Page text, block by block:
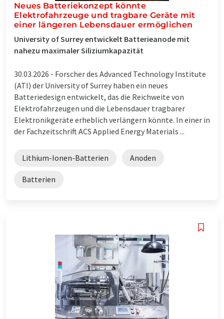
Neues Batteriekonzept könnte
Elektrofahrzeuge und tragbare Geräte mit
einer längeren Lebensdauer ermöglichen
University of Surrey entwickelt Batterieanode mit
nahezu maximaler Siliziumkapazität
30.03.2026 - Forscher des Advanced Technology Institute
(ATI) der University of Surrey haben ein neues
Batteriedesign entwickelt, das die Reichweite von
Elektrofahrzeugen und die Lebensdauer tragbarer
Elektronikgeräte erheblich verlängern könnte. In einer in
der Fachzeitschrift ACS Applied Energy Materials ...
Lithium-Ionen-Batterien Anoden
Batterien